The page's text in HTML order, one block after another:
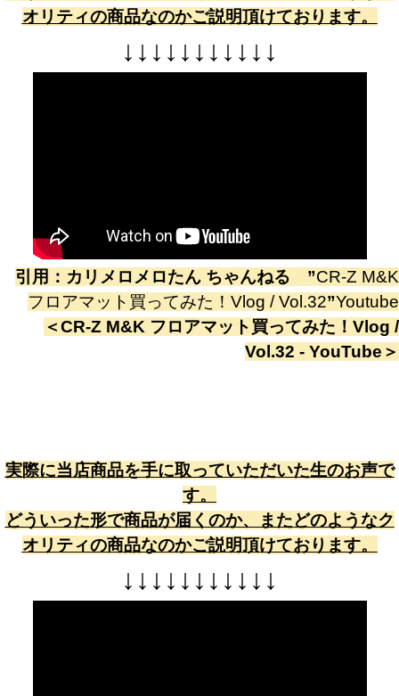
オリティの商品なのかご説明頂けております。
↓ ↓ ↓ ↓ ↓ ↓ ↓ ↓ ↓ ↓ ↓
引用： カリメロメロたん ちゃんねる ”CR-Z M&K
フロアマット買ってみた！Vlog / Vol.32”Youtube
＜CR-Z M&K フロアマット買ってみた！Vlog /
Vol.32 - YouTube ＞
実際に当店商品を手に取っていただいた生のお声で
す。
どういった形で商品が届くのか、またどのようなク
オリティの商品なのかご説明頂けております。
↓ ↓ ↓ ↓ ↓ ↓ ↓ ↓ ↓ ↓ ↓